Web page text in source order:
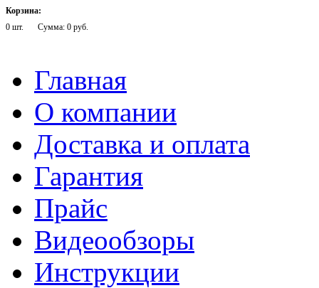
Корзина:
0 шт.
Сумма: 0 руб.
Главная
О компании
Доставка и оплата
Гарантия
Прайс
Видеообзоры
Инструкции